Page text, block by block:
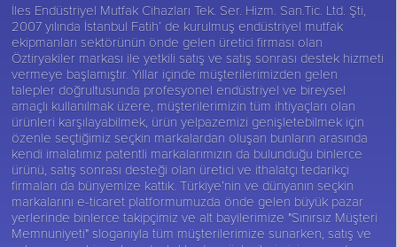
İles Endüstriyel Mutfak Cihazları Tek. Ser. Hizm. San.Tic. Ltd. Şti,
2007 yılında İstanbul Fatih’ de kurulmuş endüstriyel mutfak
ekipmanları sektörünün önde gelen üretici firması olan
Öztiryakiler markası ile yetkili satış ve satış sonrası destek hizmeti
vermeye başlamıştır. Yıllar içinde müşterilerimizden gelen
talepler doğrultusunda profesyonel endüstriyel ve bireysel
amaçlı kullanılmak üzere, müşterilerimizin tüm ihtiyaçları olan
ürünleri karşılayabilmek, ürün yelpazemizi genişletebilmek için
özenle seçtiğimiz seçkin markalardan oluşan bunların arasında
kendi imalatımız patentli markalarımızın da bulunduğu binlerce
ürünü, satış sonrası desteği olan üretici ve ithalatçı tedarikçi
firmaları da bünyemize kattık. Türkiye’nin ve dünyanın seçkin
markalarını e-ticaret platformumuzda önde gelen büyük pazar
yerlerinde binlerce takipçimiz ve alt bayilerimize "Sınırsız Müşteri
Memnuniyeti" sloganıyla tüm müşterilerimize sunarken, satış ve